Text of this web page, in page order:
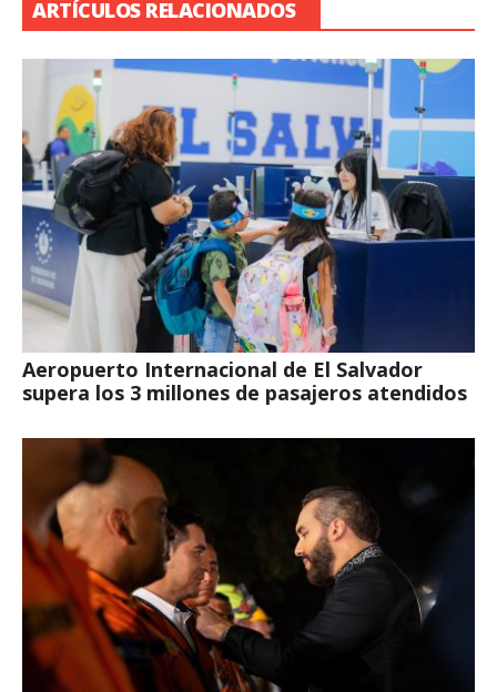
ARTÍCULOS RELACIONADOS
Aeropuerto Internacional de El Salvador
supera los 3 millones de pasajeros atendidos